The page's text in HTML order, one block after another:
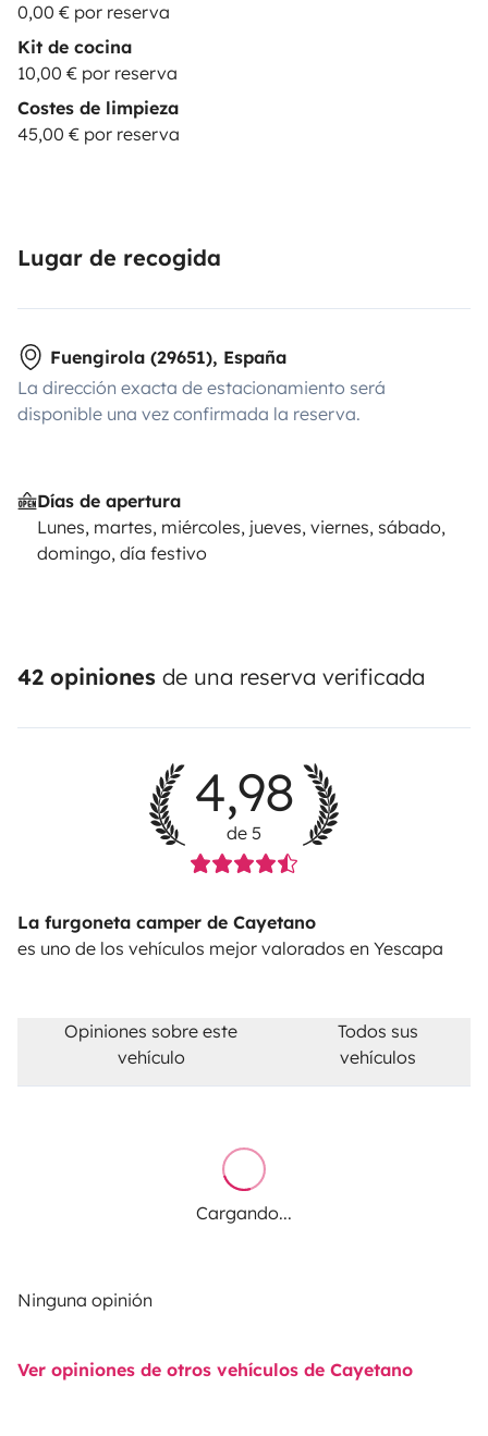
0,00 € por reserva
Kit de cocina
10,00 € por reserva
Costes de limpieza
45,00 € por reserva
Lugar de recogida
Fuengirola (29651), España
La dirección exacta de estacionamiento será
disponible una vez confirmada la reserva.
Días de apertura
Lunes, martes, miércoles, jueves, viernes, sábado,
domingo, día festivo
42 opiniones de una reserva verificada
4,98
de 5
La furgoneta camper de Cayetano
es uno de los vehículos mejor valorados en Yescapa
Opiniones sobre este
vehículo
Todos sus
vehículos
Cargando...
Ninguna opinión
Ver opiniones de otros vehículos de Cayetano